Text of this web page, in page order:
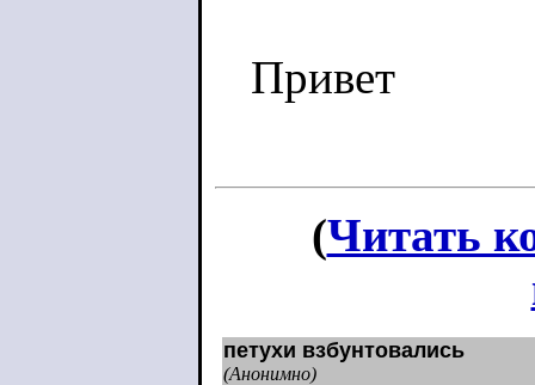
Привет
(Читать
петухи взбунтовались
(Анонимно)